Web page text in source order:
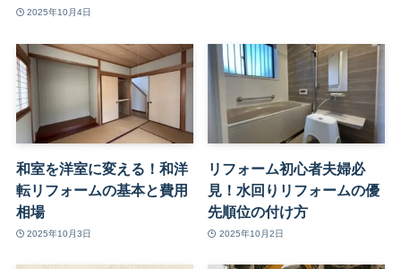
2025年10月4日
和室を洋室に変える！和洋
転リフォームの基本と費用
相場
2025年10月3日
リフォーム初心者夫婦必
見！水回りリフォームの優
先順位の付け方
2025年10月2日